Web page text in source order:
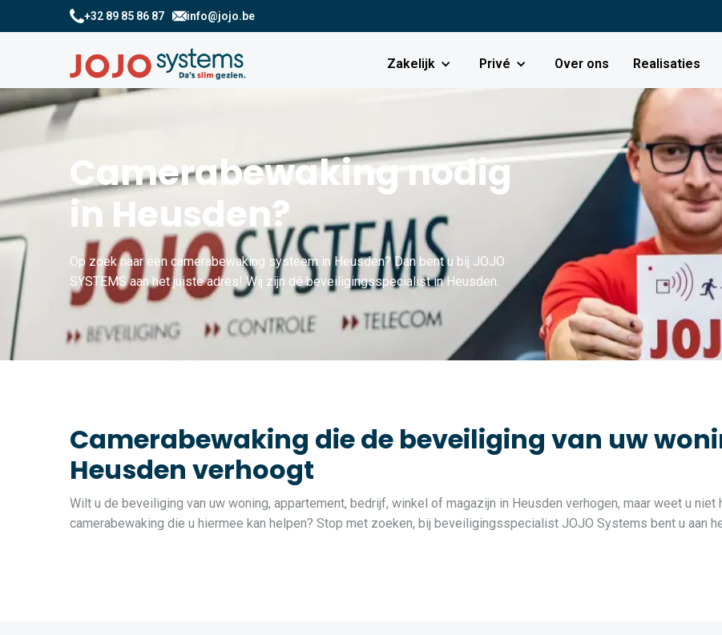
+32 89 85 86 87 info@jojo.be
Zakelijk Privé Over ons Realisaties
Camerabewaking nodig
in Heusden?
Op zoek naar een camerabewaking systeem in Heusden? Dan bent u bij JOJO
SYSTEMS aan het juiste adres! Wij zijn dé beveiligingsspecialist in Heusden.
Camerabewaking die de beveiliging van uw
Heusden verhoogt
Wilt u de beveiliging van uw woning, appartement, bedrijf, winkel of magazijn in Heusden verhogen, maar weet u
camerabewaking die u hiermee kan helpen? Stop met zoeken, bij beveiligingsspecialist JOJO Systems bent u aan